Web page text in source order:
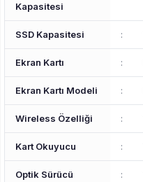
Kapasitesi
SSD Kapasitesi :
Ekran Kartı :
Ekran Kartı Modeli :
Wireless Özelliği :
Kart Okuyucu :
Optik Sürücü :